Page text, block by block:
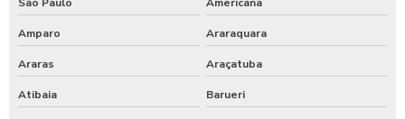
Amparo Araraquara
Araras Araçatuba
Atibaia Barueri